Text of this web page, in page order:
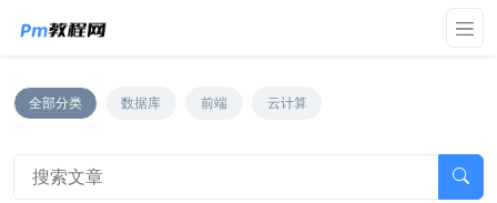
全部分类 数据库 前端 云计算